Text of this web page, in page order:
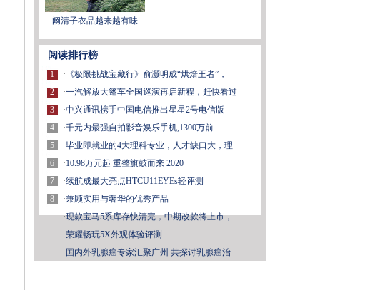
阚清子衣品越来越有味
阅读排行榜
1
2
3
4
5
6
7
8
· 《极限挑战宝藏行》俞灏明成“烘焙王者”，
·一汽解放大篷车全国巡演再启新程，赶快看过
·中兴通讯携手中国电信推出星星2号电信版
·千元内最强自拍影音娱乐手机,1300万前
·毕业即就业的4大理科专业，人才缺口大，理
·10.98万元起 重整旗鼓而来 2020
·续航成最大亮点HTCU11EYEs轻评测
·兼顾实用与奢华的优秀产品
·现款宝马5系库存快清完，中期改款将上市，
·荣耀畅玩5X外观体验评测
· 国内外乳腺癌专家汇聚广州 共探讨乳腺癌治